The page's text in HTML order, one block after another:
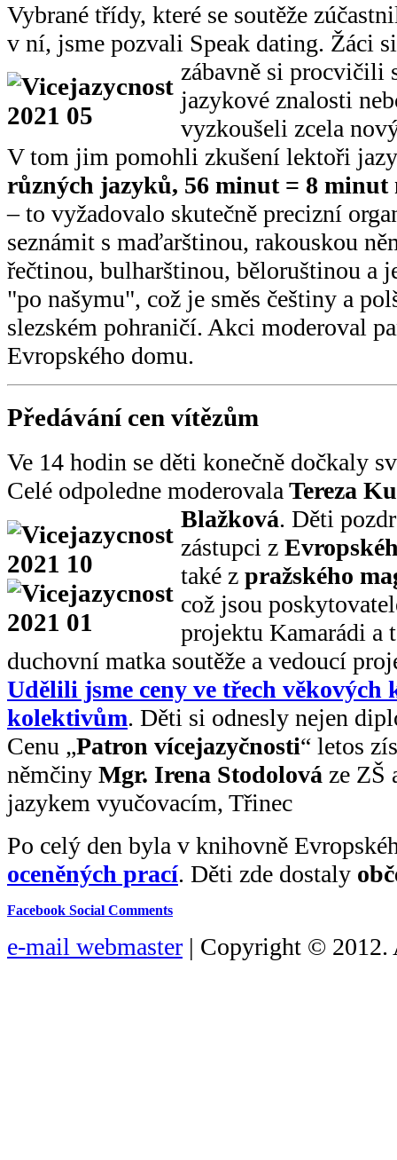
Vybrané třídy, které se soutěže
v ní, jsme pozvali Speak dating. Žáci
zábavně si procvičili
jazykové znalosti
vyzkoušeli zcela
V tom jim pomohli zkušení lektoři
různých jazyků, 56 minut = 8
– to vyžadovalo skutečně precizní
seznámit s maďarštinou, rakouskou
řečtinou, bulharštinou, běloruštinou a
"po našymu", což je směs češtiny a
slezském pohraničí. Akci moderoval
Evropského domu.
Předávání cen vítězům
Ve 14 hodin se děti konečně dočkaly
Celé odpoledne moderovalaTereza
Blažková. Děti
zástupci z
také z pražského
což jsou
projektu Kamarádi a
duchovní matka soutěže a vedoucí
Udělili jsme ceny ve třech
kolektivům. Děti si odnesly nejen
Cenu „Patron vícejazyčnosti“ letos
němčiny Mgr. Irena Stodolová ze ZŠ
jazykem vyučovacím, Třinec
Po celý den byla v knihovně
oceněných prací. Děti zde dostaly
Facebook Social Comments
e-mail webmaster | Copyright © 2012.